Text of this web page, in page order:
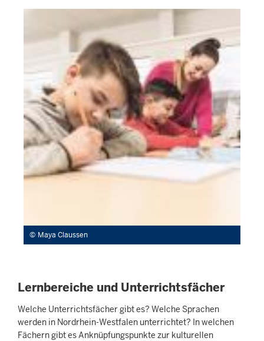
Maya Claussen
Lernbereiche und Unterrichtsfächer
Welche Unterrichtsfächer gibt es? Welche Sprachen
werden in Nordrhein-Westfalen unterrichtet? In welchen
Fächern gibt es An­knüpfungs­punkte zur kulturellen